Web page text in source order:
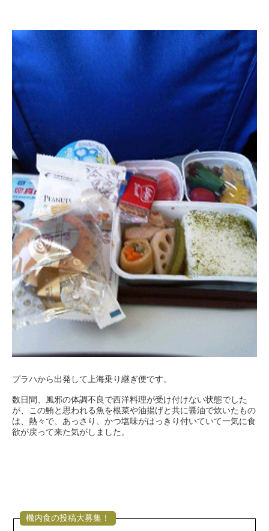
プラハから出発して上海乗り継ぎ便です。
数日間、風邪の体調不良で西洋料理が受け付けない状態でした
が、この鮪と思われる魚を根菜や油揚げと共に醤油で炊いたもの
は、熱々で、あっさり、かつ塩味がはっきり付いていて一気に食
欲が戻って来た気がしました。
機内食の投稿大募集！